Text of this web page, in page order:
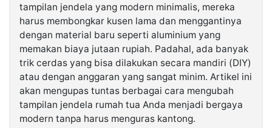
tampilan jendela yang modern minimalis, mereka
harus membongkar kusen lama dan menggantinya
dengan material baru seperti aluminium yang
memakan biaya jutaan rupiah. Padahal, ada banyak
trik cerdas yang bisa dilakukan secara mandiri (DIY)
atau dengan anggaran yang sangat minim. Artikel ini
akan mengupas tuntas berbagai cara mengubah
tampilan jendela rumah tua Anda menjadi bergaya
modern tanpa harus menguras kantong.